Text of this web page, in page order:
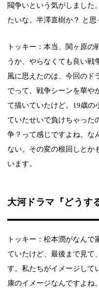
閥争いという気がしました
たいな。半澤直樹か？ と思
トッキー：本当、関ヶ原の
うか、やらなくても良い戦
風に思えたのは、今回のド
でって、戦争シーンを華や
て描いていたけど。19歳の
ていたせいで負けちゃっ
争？って感じですよね。な
ない。その変の根回しとか
います。
大河ドラマ『どうす
トッキー：松本潤がなんで
ていたけど、最後まで見て
す。私たちがイメージして
康のイメージなんですよね